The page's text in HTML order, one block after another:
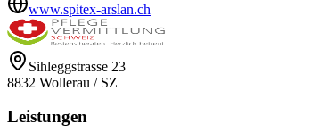
www.spitex-arslan.ch
Sihleggstrasse 23
8832 Wollerau / SZ
Leistungen